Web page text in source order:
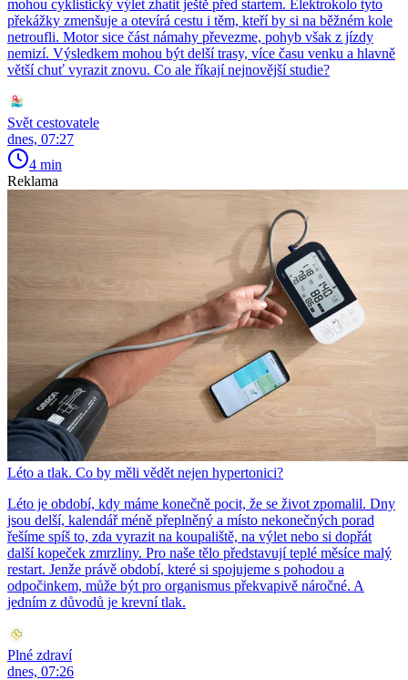
mohou cyklistický výlet zhatit ještě před startem. Elektrokolo tyto
překážky zmenšuje a otevírá cestu i těm, kteří by si na běžném kole
netroufli. Motor sice část námahy převezme, pohyb však z jízdy
nemizí. Výsledkem mohou být delší trasy, více času venku a hlavně
větší chuť vyrazit znovu. Co ale říkají nejnovější studie?
Svět cestovatele
dnes, 07:27
4 min
Reklama
Léto a tlak. Co by měli vědět nejen hypertonici?
Léto je období, kdy máme konečně pocit, že se život zpomalil. Dny
jsou delší, kalendář méně přeplněný a místo nekonečných porad
řešíme spíš to, zda vyrazit na koupaliště, na výlet nebo si dopřát
další kopeček zmrzliny. Pro naše tělo představují teplé měsíce malý
restart. Jenže právě období, které si spojujeme s pohodou a
odpočinkem, může být pro organismus překvapivě náročné. A
jedním z důvodů je krevní tlak.
Plné zdraví
dnes, 07:26